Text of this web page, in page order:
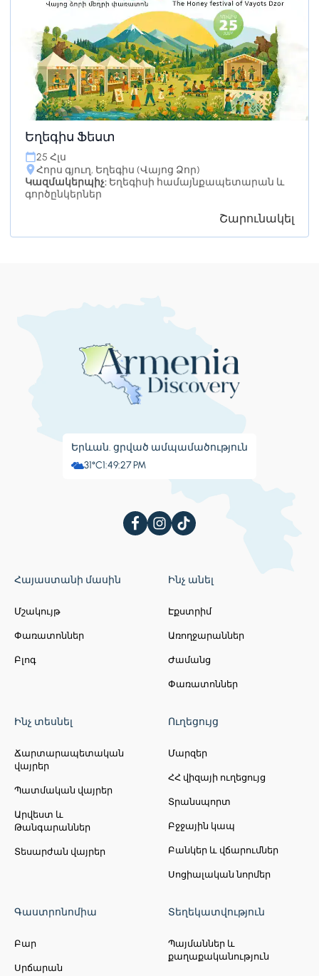
Եղեգիս Ֆեստ
25 Հլս
Հորս գյուղ, Եղեգիս (Վայոց Ձոր)
Կազմակերպիչ: Եղեգիսի համայնքապետարան և
գործընկերներ
Շարունակել
Երևան. ցրված ամպամածություն
31°C1:49:28 PM
Հայաստանի մասին
Մշակույթ
Փառատոններ
Բլոգ
Ինչ անել
Էքստրիմ
Առողջարաններ
Ժամանց
Փառատոններ
Ինչ տեսնել
Ճարտարապետական
վայրեր
Պատմական վայրեր
Արվեստ և
Թանգարաններ
Տեսարժան վայրեր
Ուղեցույց
Մարզեր
ՀՀ վիզայի ուղեցույց
Տրանսպորտ
Բջջային կապ
Բանկեր և վճարումներ
Սոցիալական նորմեր
Գաստրոնոմիա
Բար
Սրճարան
Տեղեկատվություն
Պայմաններ և
քաղաքականություն